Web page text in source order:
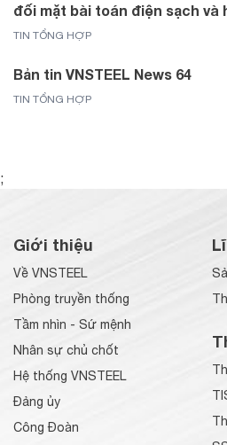
đối mặt bài toán điện sạch và
TIN TỔNG HỢP
Bản tin VNSTEEL News 64
TIN TỔNG HỢP
;
Giới thiệu
Về VNSTEEL
Phòng truyền thống
Tầm nhìn - Sứ mệnh
Nhân sự chủ chốt
Hệ thống VNSTEEL
Đảng ủy
Công Đoàn